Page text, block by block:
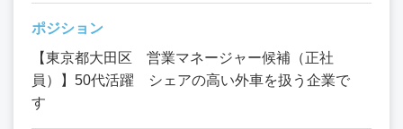
ポジション
【東京都大田区 営業マネージャー候補（正社
員）】50代活躍 シェアの高い外車を扱う企業で
す